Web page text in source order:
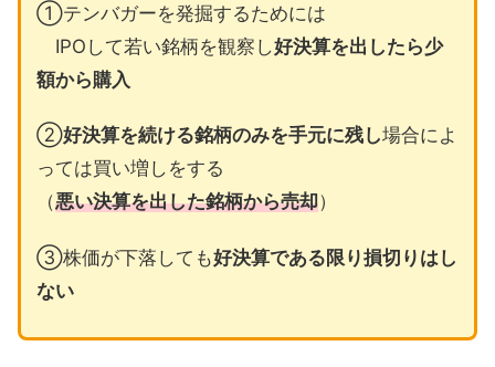
①テンバガーを発掘するためには
IPOして若い銘柄を観察し好決算を出したら少
額から購入
②好決算を続ける銘柄のみを手元に残し場合によ
っては買い増しをする
（悪い決算を出した銘柄から売却）
③株価が下落しても好決算である限り損切りはし
ない